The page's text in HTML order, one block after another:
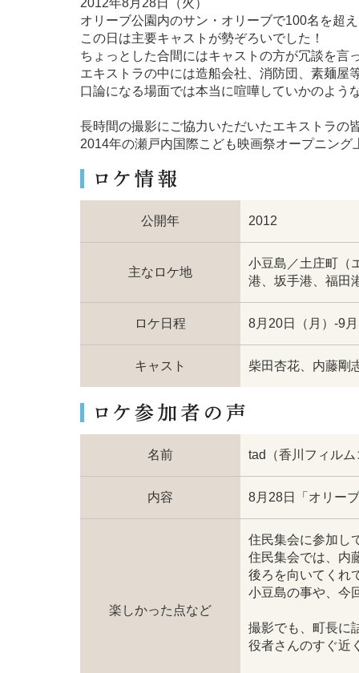
2012年8月28日（火）
オリーブ公園内のサン・オリーブで100名を超
この日は主要キャストが勢ぞろいでした！
ちょっとした合間にはキャストの方が冗談を言
エキストラの中には造船会社、消防団、素麺屋
口論になる場面では本当に喧嘩していかのよう
長時間の撮影にご協力いただいたエキストラの
2014年の瀬戸内国際こども映画祭オープニン
公開年 2012
主なロケ地
小豆島／土庄町（
港、坂手港、福田
ロケ日程 8月20日（月）-9
キャスト 柴田杏花、内藤剛
名前 tad（香川フィル
内容 8月28日「オリー
楽しかった点など
住民集会に参加し
住民集会では、内
後ろを向いてくれ
小豆島の事や、今
撮影でも、町長に
役者さんのすぐ近